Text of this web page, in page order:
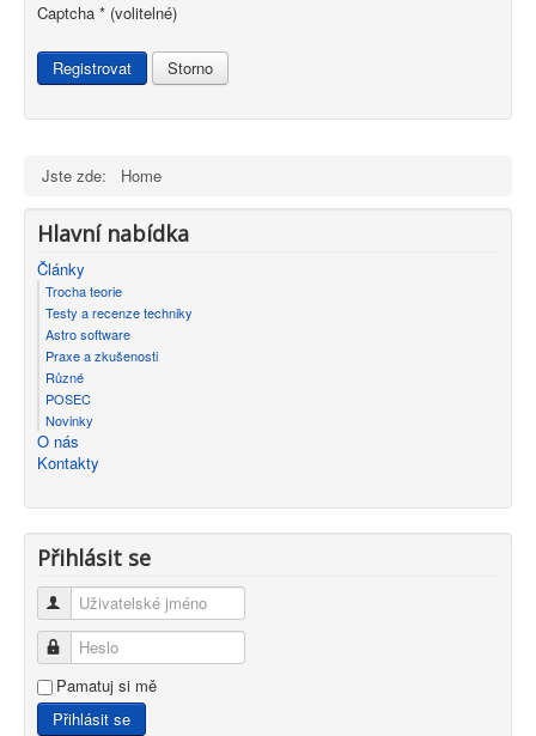
Captcha * (volitelné)
Registrovat Storno
Jste zde: Home
Hlavní nabídka
Články
Trocha teorie
Testy a recenze techniky
Astro software
Praxe a zkušenosti
Různé
POSEC
Novinky
O nás
Kontakty
Přihlásit se
Uživatelské jméno
Heslo
Pamatuj si mě
Přihlásit se